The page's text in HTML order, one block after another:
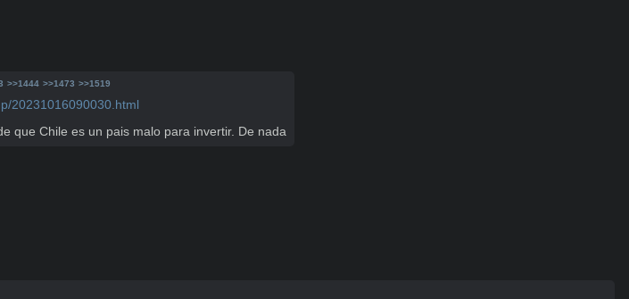
>>1444 >>1473 >>1519
20231016090030.html
que Chile es un pais malo para invertir. De nada